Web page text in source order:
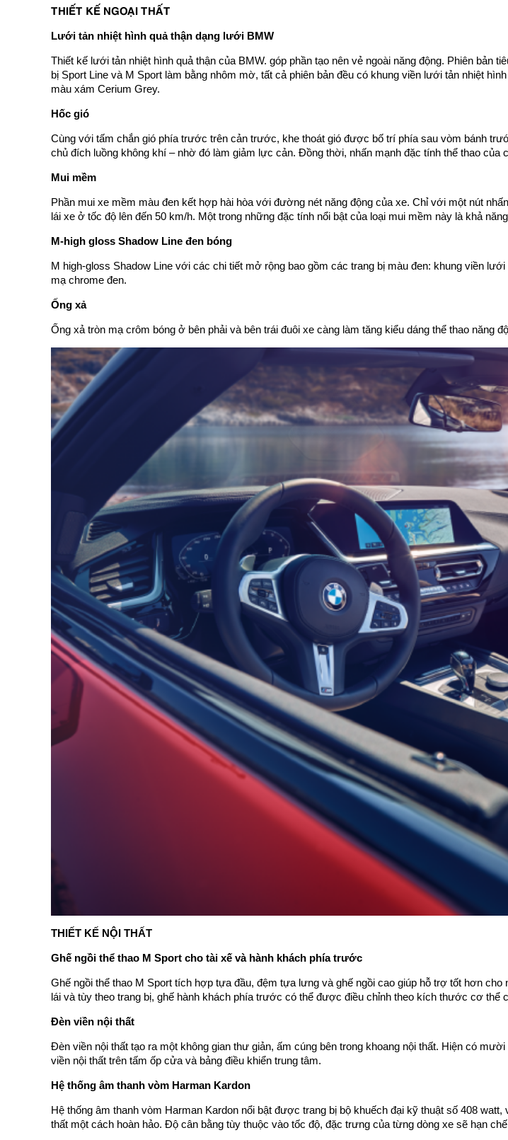
THIẾT KẾ NGOẠI THẤT
Lưới tản nhiệt hình quả thận dạng lưới BMW
Thiết kế lưới tản nhiệt hình quả thận của BMW. góp phần tạo nên vẻ ngoài năng động. Phiên
bị Sport Line và M Sport làm bằng nhôm mờ, tất cả phiên bản đều có khung viền lưới tản nhiệt
màu xám Cerium Grey.
Hốc gió
Cùng với tấm chắn gió phía trước trên cản trước, khe thoát gió được bố trí phía sau vòm bánh
chủ đích luồng không khí – nhờ đó làm giảm lực cản. Đồng thời, nhấn mạnh đặc tính thể thao của
Mui mềm
Phần mui xe mềm màu đen kết hợp hài hòa với đường nét năng động của xe. Chỉ với một nút
lái xe ở tốc độ lên đến 50 km/h. Một trong những đặc tính nổi bật của loại mui mềm này là khả
M-high gloss Shadow Line đen bóng
M high-gloss Shadow Line với các chi tiết mở rộng bao gồm các trang bị màu đen: khung viền
mạ chrome đen.
Ống xả
Ống xả tròn mạ crôm bóng ở bên phải và bên trái đuôi xe càng làm tăng kiểu dáng thể thao năng
THIẾT KẾ NỘI THẤT
Ghế ngồi thể thao M Sport cho tài xế và hành khách phía trước
Ghế ngồi thể thao M Sport tích hợp tựa đầu, đệm tựa lưng và ghế ngồi cao giúp hỗ trợ tốt hơn
lái và tùy theo trang bị, ghế hành khách phía trước có thể được điều chỉnh theo kích thước cơ thể
Đèn viền nội thất
Đèn viền nội thất tạo ra một không gian thư giản, ấm cúng bên trong khoang nội thất. Hiện có
viền nội thất trên tấm ốp cửa và bảng điều khiển trung tâm.
Hệ thống âm thanh vòm Harman Kardon
Hệ thống âm thanh vòm Harman Kardon nổi bật được trang bị bộ khuếch đại kỹ thuật số 408
thất một cách hoàn hảo. Độ cân bằng tùy thuộc vào tốc độ, đặc trưng của từng dòng xe sẽ hạn